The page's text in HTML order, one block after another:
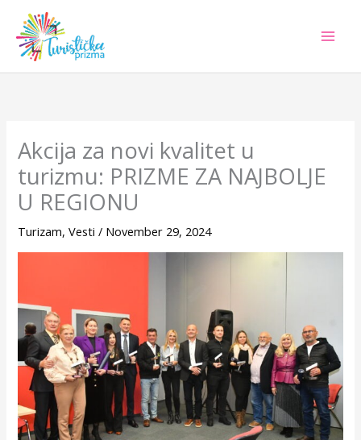
content
Akcija za novi kvalitet u
turizmu: PRIZME ZA NAJBOLJE
U REGIONU
Turizam,Vesti / November 29, 2024